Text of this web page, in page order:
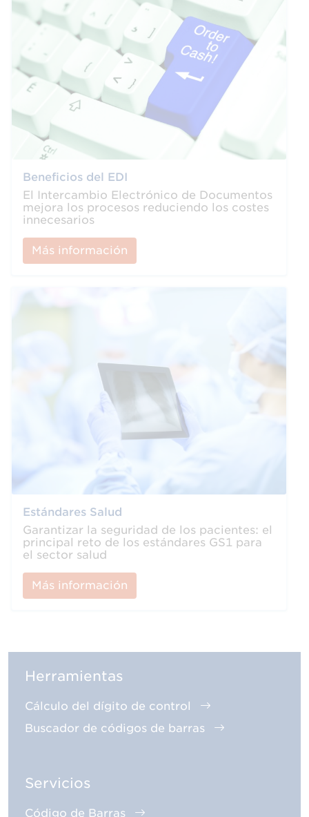
Beneficios del EDI
El Intercambio Electrónico de Documentos
mejora los procesos reduciendo los costes
innecesarios
Más información
Estándares Salud
Garantizar la seguridad de los pacientes: el
principal reto de los estándares GS1 para
el sector salud
Más información
Herramientas
Cálculo del dígito de control
Buscador de códigos de barras
Servicios
Código de Barras